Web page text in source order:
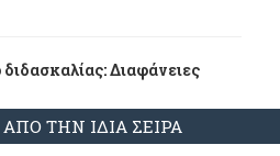
Διαφάνειες
ΤΗΝ ΙΔΙΑ ΣΕΙΡΑ